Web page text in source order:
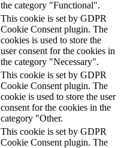
the category "Functional".
This cookie is set by GDPR
Cookie Consent plugin. The
cookies is used to store the
user consent for the cookies in
the category "Necessary".
This cookie is set by GDPR
Cookie Consent plugin. The
cookie is used to store the user
consent for the cookies in the
category "Other.
This cookie is set by GDPR
Cookie Consent plugin. The